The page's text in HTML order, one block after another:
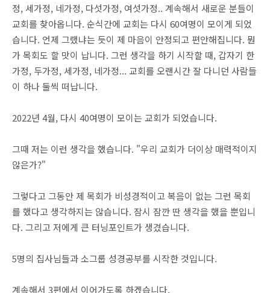
정, 세가정, 네가정, 다섯가정, 여섯가정.. 계속해서 새로운 분들이
교회를 찾아옵니다. 순식간에 교회는 다시 60여명이 모이게 되었
습니다. 언제 그랬냐는 듯이 제 마음이 안정되고 편안해집니다. 뭔
가 목회도 할 맛이 납니다. 그런 생각을 하기 시작할 때, 갑자기 한
가정, 두가정, 세가정, 네가정... 교회를 오랜시간 잘 다니던 사람들
이 하나 둘씩 떠납니다.
2022년 4월, 다시 40여명이 모이는 교회가 되었습니다.
그때 저는 이런 생각을 했습니다. "우리 교회가 더이상 매력적이지
않은가?"
그렇다고 그동안 제 목회가 비성경적이고 복음이 없는 그런 목회
를 했다고 생각하지는 않습니다. 잠시 잠깐 딴 생각을 했을 뿐입니
다. 그리고 저에게 큰 터닝포인트가 생겼습니다.
5명의 집사님들과 소그룹 성경공부를 시작한 것입니다.
계속해서 3편에서 이어가도록 하겠습니다.